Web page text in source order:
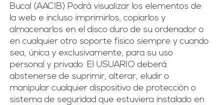
Bucal (AACIB) Podrá visualizar los elementos de
la web e incluso imprimirlos, copiarlos y
almacenarlos en el disco duro de su ordenador o
en cualquier otro soporte físico siempre y cuando
sea, única y exclusivamente, para su uso
personal y privado. El USUARIO deberá
abstenerse de suprimir, alterar, eludir o
manipular cualquier dispositivo de protección o
sistema de seguridad que estuviera instalado en